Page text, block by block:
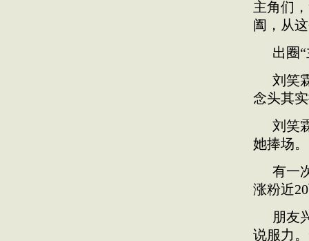
主角们
阖，从
出圈
刘笑
念头其
刘笑
她捧场。
有一
涨粉近
朋友
说服力